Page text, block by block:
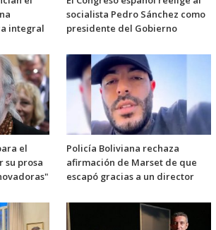
integral
socialista Pedro Sánchez como
presidente del Gobierno
el
su prosa
Policía Boliviana rechaza
afirmación de Marset de que
escapó gracias a un director